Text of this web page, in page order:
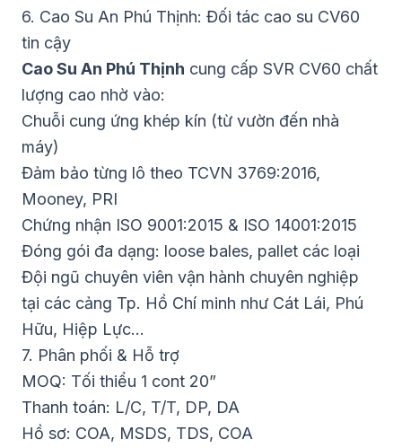
6. Cao Su An Phú Thịnh: Đối tác cao su CV60
tin cậy
Cao Su An Phú Thịnh cung cấp SVR CV60 chất
lượng cao nhờ vào:
Chuỗi cung ứng khép kín (từ vườn đến nhà
máy)
Đảm bảo từng lô theo TCVN 3769:2016,
Mooney, PRI
Chứng nhận ISO 9001:2015 & ISO 14001:2015
Đóng gói đa dạng: loose bales, pallet các loại
Đội ngũ chuyên viên vận hành chuyên nghiệp
tại các cảng Tp. Hồ Chí minh như Cát Lái, Phú
Hữu, Hiệp Lực…
7. Phân phối & Hỗ trợ
MOQ: Tối thiểu 1 cont 20”
Thanh toán: L/C, T/T, DP, DA
Hồ sơ: COA, MSDS, TDS, COA